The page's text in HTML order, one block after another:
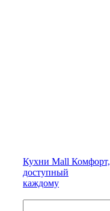
Кухни Mall Комфорт,
доступный
каждому